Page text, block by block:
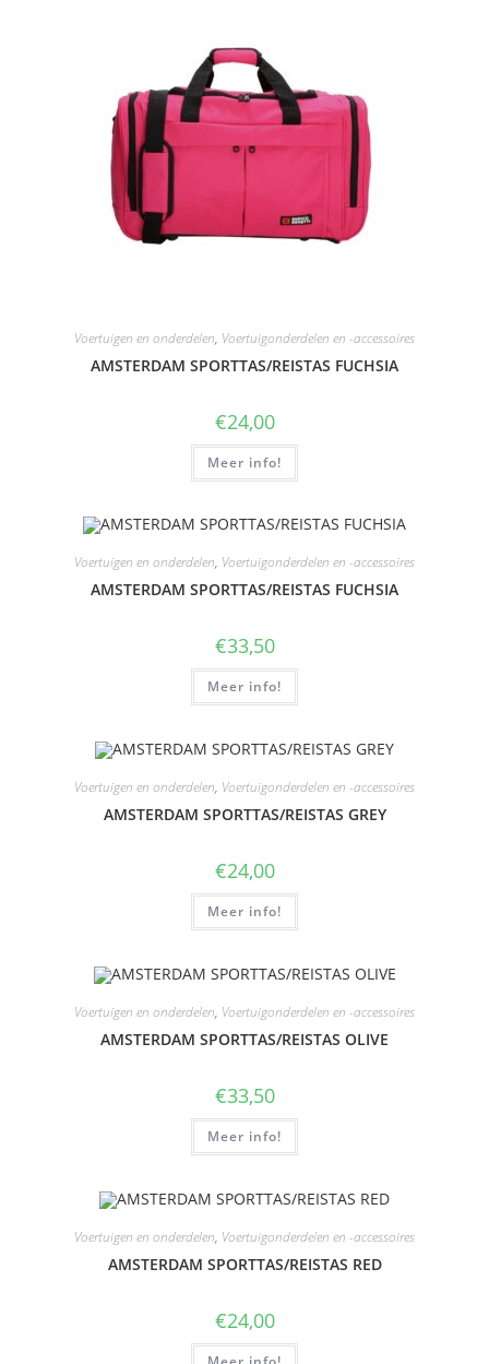
Voertuigen en onderdelen, Voertuigonderdelen en -accessoires
AMSTERDAM SPORTTAS/REISTAS FUCHSIA
€24,00
Meer info!
Voertuigen en onderdelen, Voertuigonderdelen en -accessoires
AMSTERDAM SPORTTAS/REISTAS FUCHSIA
€33,50
Meer info!
Voertuigen en onderdelen, Voertuigonderdelen en -accessoires
AMSTERDAM SPORTTAS/REISTAS GREY
€24,00
Meer info!
Voertuigen en onderdelen, Voertuigonderdelen en -accessoires
AMSTERDAM SPORTTAS/REISTAS OLIVE
€33,50
Meer info!
Voertuigen en onderdelen, Voertuigonderdelen en -accessoires
AMSTERDAM SPORTTAS/REISTAS RED
€24,00